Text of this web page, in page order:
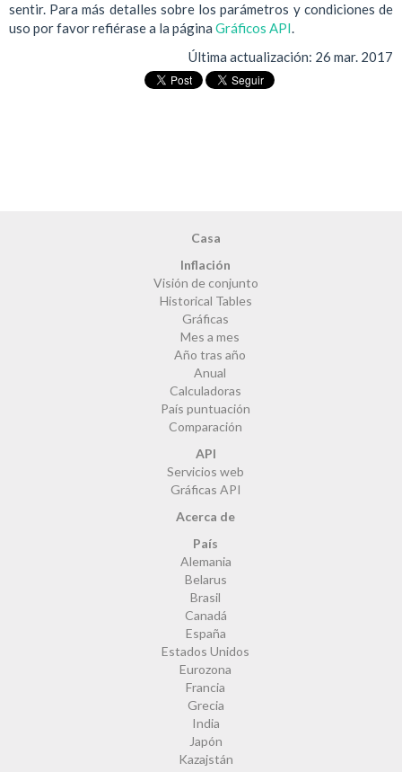
sentir. Para más detalles sobre los parámetros y condiciones de
uso por favor refiérase a la página Gráficos API.
Última actualización: 26 mar. 2017
Casa
Inflación
Visión de conjunto
Historical Tables
Gráficas
Mes a mes
Año tras año
Anual
Calculadoras
País puntuación
Comparación
API
Servicios web
Gráficas API
Acerca de
País
Alemania
Belarus
Brasil
Canadá
España
Estados Unidos
Eurozona
Francia
Grecia
India
Japón
Kazajstán